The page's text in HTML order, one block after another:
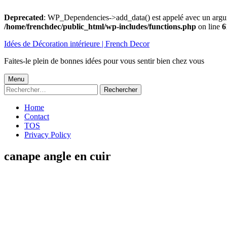
Deprecated: WP_Dependencies->add_data() est appelé avec un
/home/frenchdec/public_html/wp-includes/functions.php on line
au
Idées de Décoration intérieure | French Decor
Faites-le plein de bonnes idées pour vous sentir bien chez vous
Menu
principal
Menu
Rechercher :
Home
Contact
TOS
Privacy Policy
canape angle en cuir